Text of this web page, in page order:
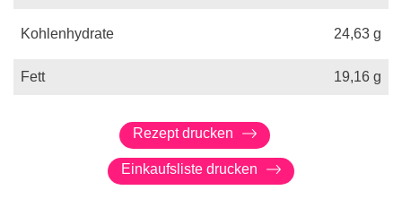
Kohlenhydrate 24,63 g
Fett 19,16 g
Rezept drucken
Einkaufsliste drucken